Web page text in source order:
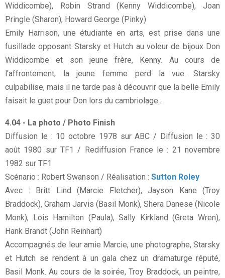
Widdicombe), Robin Strand (Kenny Widdicombe), Joan
Pringle (Sharon), Howard George (Pinky)
Emily Harrison, une étudiante en arts, est prise dans une
fusillade opposant Starsky et Hutch au voleur de bijoux Don
Widdicombe et son jeune frère, Kenny. Au cours de
l'affrontement, la jeune femme perd la vue. Starsky
culpabilise, mais il ne tarde pas à découvrir que la belle Emily
faisait le guet pour Don lors du cambriolage...
4.04 - La photo / Photo Finish
Diffusion le : 10 octobre 1978 sur ABC / Diffusion le : 30
août 1980 sur TF1 / Rediffusion France le : 21 novembre
1982 sur TF1
Scénario : Robert Swanson / Réalisation : Sutton Roley
Avec : Britt Lind (Marcie Fletcher), Jayson Kane (Troy
Braddock), Graham Jarvis (Basil Monk), Shera Danese (Nicole
Monk), Lois Hamilton (Paula), Sally Kirkland (Greta Wren),
Hank Brandt (John Reinhart)
Accompagnés de leur amie Marcie, une photographe, Starsky
et Hutch se rendent à un gala chez un dramaturge réputé,
Basil Monk. Au cours de la soirée, Troy Braddock, un peintre,